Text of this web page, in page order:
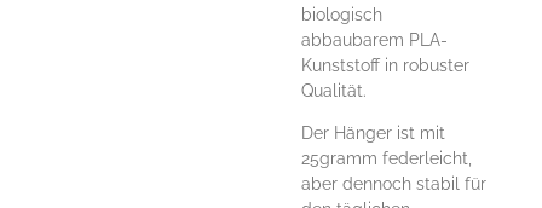
biologisch
abbaubarem PLA-
Kunststoff in robuster
Qualität.
Der Hänger ist mit
25gramm federleicht,
aber dennoch stabil für